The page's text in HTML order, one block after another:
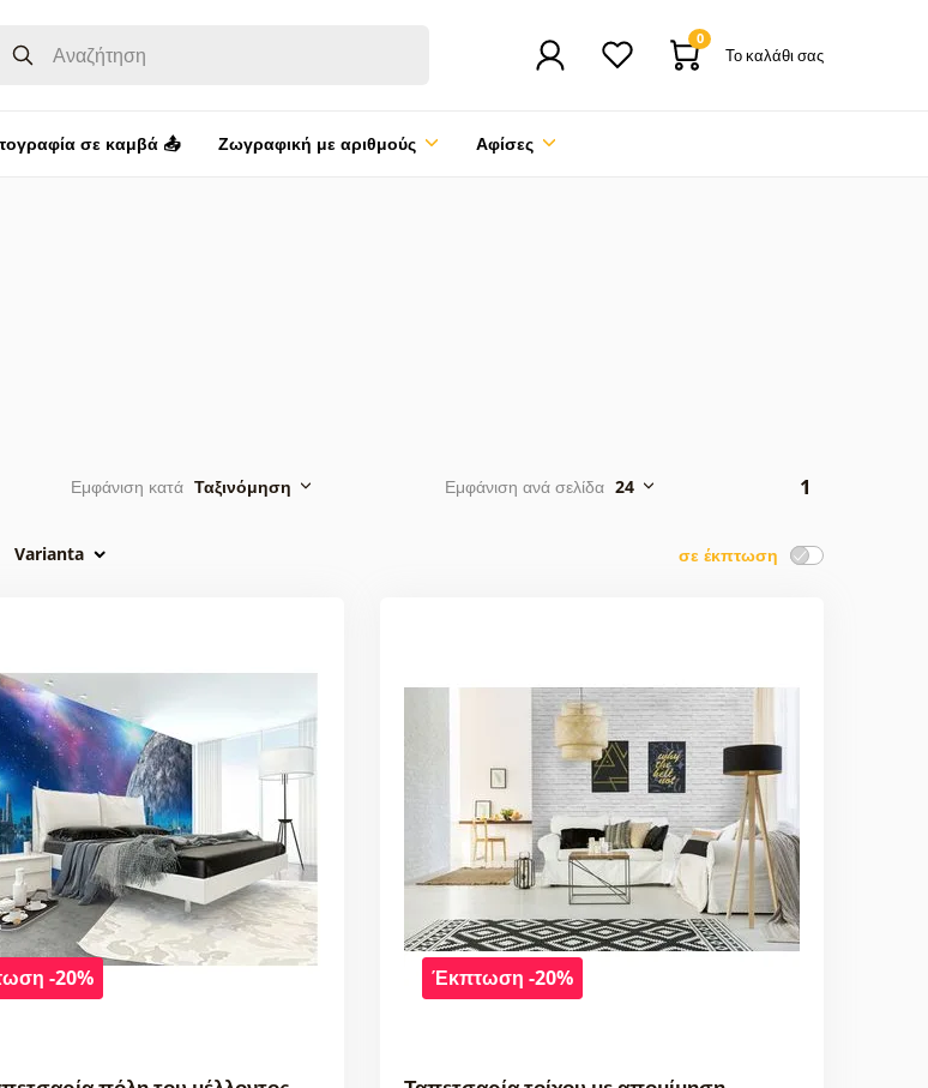
0
Το καλάθι σας
σε καμβά 📤 Ζωγραφική με αριθμούς Αφίσες
Εμφάνιση κατά Ταξινόμηση Εμφάνιση ανά σελίδα 24 1
σε έκπτωση
Varianta
-20% Έκπτωση -20%